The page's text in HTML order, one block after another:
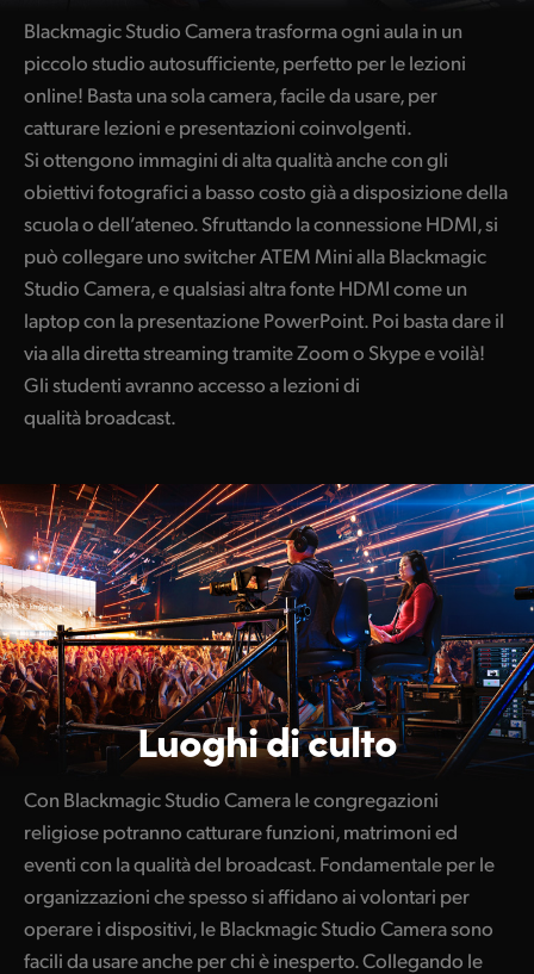
Blackmagic Studio Camera trasforma ogni aula in un
piccolo studio autosufficiente, perfetto per le lezioni
online! Basta una sola camera, facile da usare, per
catturare lezioni e presentazioni coinvolgenti.
Si ottengono immagini di alta qualità anche con gli
obiettivi fotografici a basso costo già a disposizione della
scuola o dell’ateneo. Sfruttando la connessione HDMI, si
può collegare uno switcher ATEM Mini alla Blackmagic
Studio Camera, e qualsiasi altra fonte HDMI come un
laptop con la presentazione PowerPoint. Poi basta dare il
via alla diretta streaming tramite Zoom o Skype e voilà!
Gli studenti avranno accesso a lezioni di
qualità broadcast.
Luoghi di culto
Con Blackmagic Studio Camera le congregazioni
religiose potranno catturare funzioni, matrimoni ed
eventi con la qualità del broadcast. Fondamentale per le
organizzazioni che spesso si affidano ai volontari per
operare i dispositivi, le Blackmagic Studio Camera sono
facili da usare anche per chi è inesperto. Collegando le